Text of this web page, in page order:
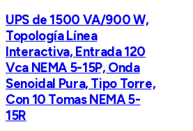
UPS de 1500 VA/900 W,
Topología Línea
Interactiva, Entrada 120
Vca NEMA 5-15P, Onda
Senoidal Pura, Tipo Torre,
Con 10 Tomas NEMA 5-
15R